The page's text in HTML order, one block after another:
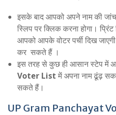
इसके बाद आपको अपने नाम की
स्लिप पर क्लिक करना होगा।
आपको आपके वोटर पर्ची दिख
कर सकते हैं ।
इस तरह से कुछ ही आसान स्टेप में
Voter List में अपना नाम ढूंढ़
सकते हैं।
UP Gram Panchayat